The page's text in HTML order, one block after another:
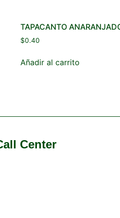
TAPACANTO
$0.40
Añadir al carrito
Center